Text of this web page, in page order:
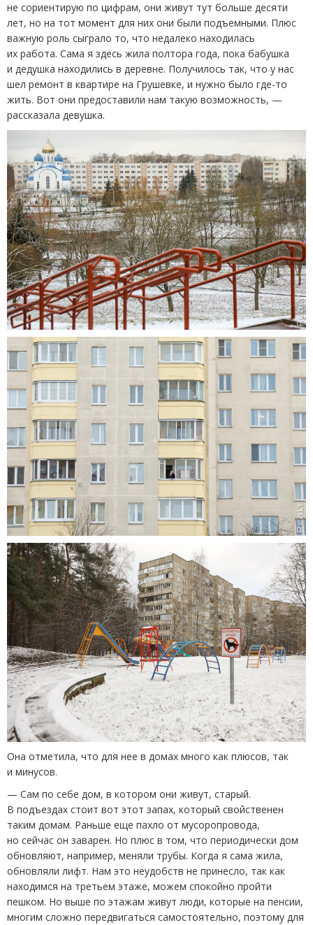
не сориентирую по цифрам, они живут тут больше десяти
лет, но на тот момент для них они были подъемными. Плюс
важную роль сыграло то, что недалеко находилась
их работа. Сама я здесь жила полтора года, пока бабушка
и дедушка находились в деревне. Получилось так, что у нас
шел ремонт в квартире на Грушевке, и нужно было где-то
жить. Вот они предоставили нам такую возможность, —
рассказала девушка.
Она отметила, что для нее в домах много как плюсов, так
и минусов.
— Сам по себе дом, в котором они живут, старый.
В подъездах стоит вот этот запах, который свойственен
таким домам. Раньше еще пахло от мусоропровода,
но сейчас он заварен. Но плюс в том, что периодически дом
обновляют, например, меняли трубы. Когда я сама жила,
обновляли лифт. Нам это неудобств не принесло, так как
находимся на третьем этаже, можем спокойно пройти
пешком. Но выше по этажам живут люди, которые на пенсии,
многим сложно передвигаться самостоятельно, поэтому для